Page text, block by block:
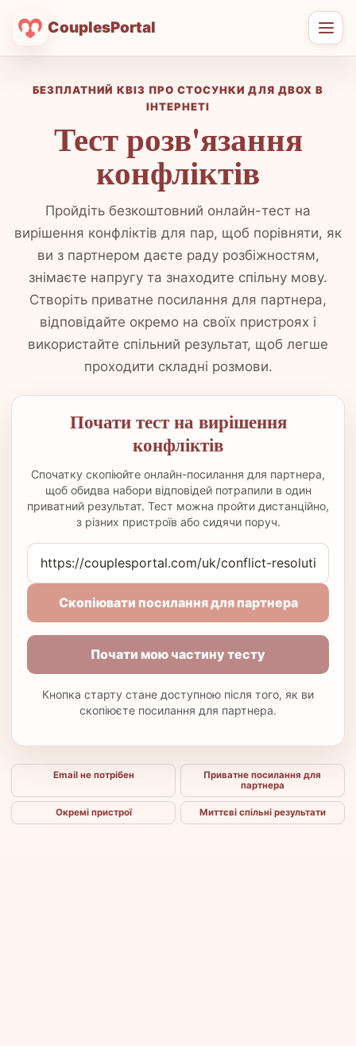
CouplesPortal
БЕЗПЛАТНИЙ КВІЗ ПРО СТОСУНКИ ДЛЯ ДВОХ В
ІНТЕРНЕТІ
Тест розв'язання
конфліктів
Пройдіть безкоштовний онлайн-тест на
вирішення конфліктів для пар, щоб порівняти, як
ви з партнером даєте раду розбіжностям,
знімаєте напругу та знаходите спільну мову.
Створіть приватне посилання для партнера,
відповідайте окремо на своїх пристроях і
використайте спільний результат, щоб легше
проходити складні розмови.
Почати тест на вирішення
конфліктів
Спочатку скопіюйте онлайн-посилання для партнера,
щоб обидва набори відповідей потрапили в один
приватний результат. Тест можна пройти дистанційно,
з різних пристроїв або сидячи поруч.
Скопіювати посилання для партнера
Почати мою частину тесту
Кнопка старту стане доступною після того, як ви
скопіюєте посилання для партнера.
Email не потрібен
Приватне посилання для
партнера
Окремі пристрої Миттєві спільні результати